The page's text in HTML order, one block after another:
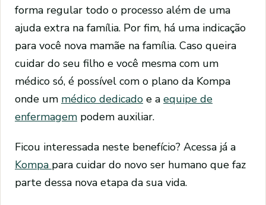
forma regular todo o processo além de uma
ajuda extra na família. Por fim, há uma indicação
para você nova mamãe na família. Caso queira
cuidar do seu filho e você mesma com um
médico só, é possível com o plano da Kompa
onde um médico dedicado e a equipe de
enfermagem podem auxiliar.
Ficou interessada neste benefício? Acessa já a
Kompa para cuidar do novo ser humano que faz
parte dessa nova etapa da sua vida.